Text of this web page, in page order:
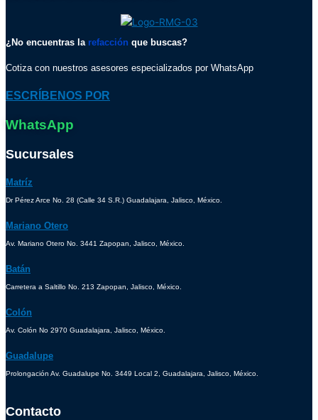
¿No encuentras la refacción que buscas?
Cotiza con nuestros asesores especializados por WhatsApp
ESCRÍBENOS POR
WhatsApp
Sucursales
Matríz
Dr Pérez Arce No. 28 (Calle 34 S.R.) Guadalajara, Jalisco, México.
Mariano Otero
Av. Mariano Otero No. 3441 Zapopan, Jalisco, México.
Batán
Carretera a Saltillo No. 213 Zapopan, Jalisco, México.
Colón
Av. Colón No 2970 Guadalajara, Jalisco, México.
Guadalupe
Prolongación Av. Guadalupe No. 3449 Local 2, Guadalajara, Jalisco, México.
Contacto